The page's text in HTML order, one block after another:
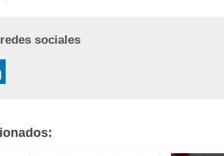
sociales